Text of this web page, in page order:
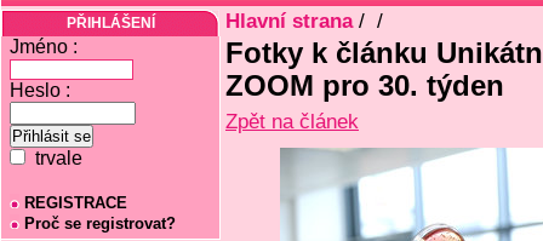
PŘIHLÁŠENÍ
Jméno :
Heslo :
trvale
REGISTRACE
Proč se registrovat?
Hlavní strana/ /
Fotky k článku
ZOOM pro 30. týden
Zpět na článek